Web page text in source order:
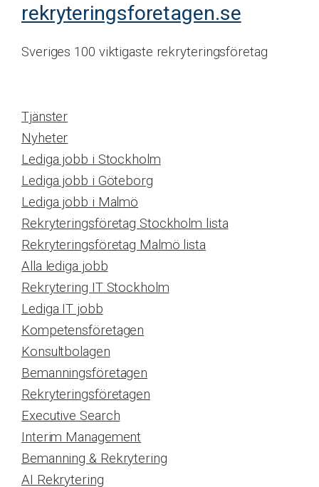
rekryteringsforetagen.se
Sveriges 100 viktigaste rekryteringsföretag
Tjänster
Nyheter
Lediga jobb i Stockholm
Lediga jobb i Göteborg
Lediga jobb i Malmö
Rekryteringsföretag Stockholm lista
Rekryteringsföretag Malmö lista
Alla lediga jobb
Rekrytering IT Stockholm
Lediga IT jobb
Kompetensföretagen
Konsultbolagen
Bemanningsföretagen
Rekryteringsföretagen
Executive Search
Interim Management
Bemanning & Rekrytering
AI Rekrytering